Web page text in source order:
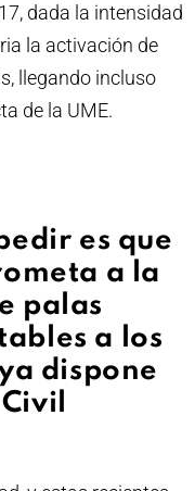
dada la intensidad
la activación de
llegando incluso
de la UME.
es que
a la
palas
a los
dispone